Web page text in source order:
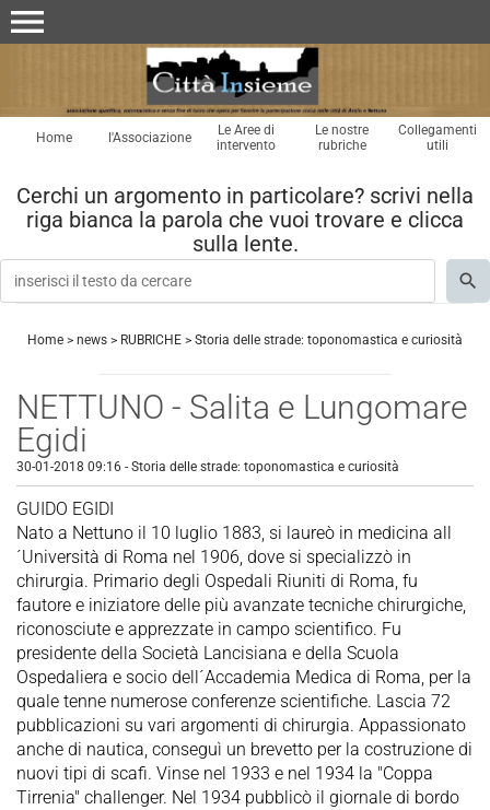
menu
Home l'Associazione
Le Aree di
intervento
Le nostre
rubriche
Collegamenti
utili
Cerchi un argomento in particolare? scrivi nella
riga bianca la parola che vuoi trovare e clicca
sulla lente.
Home > news > RUBRICHE > Storia delle strade: toponomastica e curiosità
NETTUNO - Salita e Lungomare
Egidi
30-01-2018 09:16 - Storia delle strade: toponomastica e curiosità
GUIDO EGIDI
Nato a Nettuno il 10 luglio 1883, si laureò in medicina all
´Università di Roma nel 1906, dove si specializzò in
chirurgia. Primario degli Ospedali Riuniti di Roma, fu
fautore e iniziatore delle più avanzate tecniche chirurgiche,
riconosciute e apprezzate in campo scientifico. Fu
presidente della Società Lancisiana e della Scuola
Ospedaliera e socio dell´Accademia Medica di Roma, per la
quale tenne numerose conferenze scientifiche. Lascia 72
pubblicazioni su vari argomenti di chirurgia. Appassionato
anche di nautica, conseguì un brevetto per la costruzione di
nuovi tipi di scafi. Vinse nel 1933 e nel 1934 la "Coppa
Tirrenia" challenger. Nel 1934 pubblicò il giornale di bordo